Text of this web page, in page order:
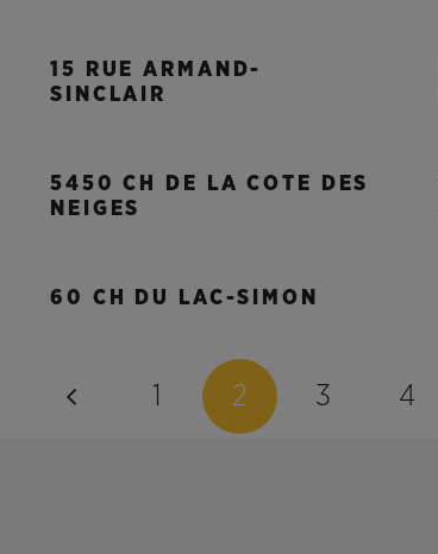
15 RUE ARMAND-
SINCLAIR
5450 CH DE LA COTE DES
NEIGES
60 CH DU LAC-SIMON
1 2 3 4